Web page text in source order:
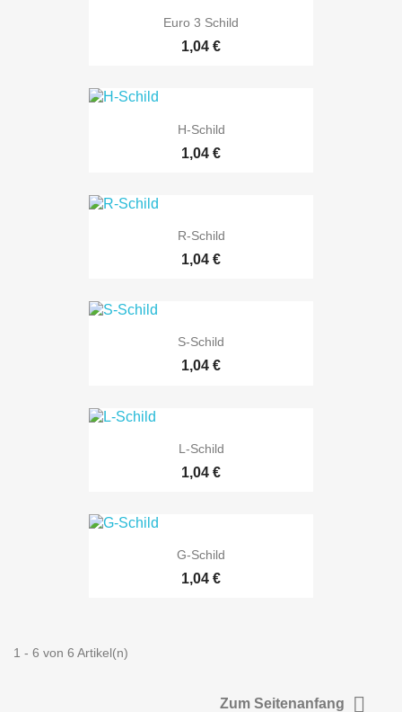
Euro 3 Schild
Preis
1,04 €
H-Schild
Preis
1,04 €
R-Schild
Preis
1,04 €
S-Schild
Preis
1,04 €
L-Schild
Preis
1,04 €
G-Schild
Preis
1,04 €
1 - 6 von 6 Artikel(n)
Zum Seitenanfang 